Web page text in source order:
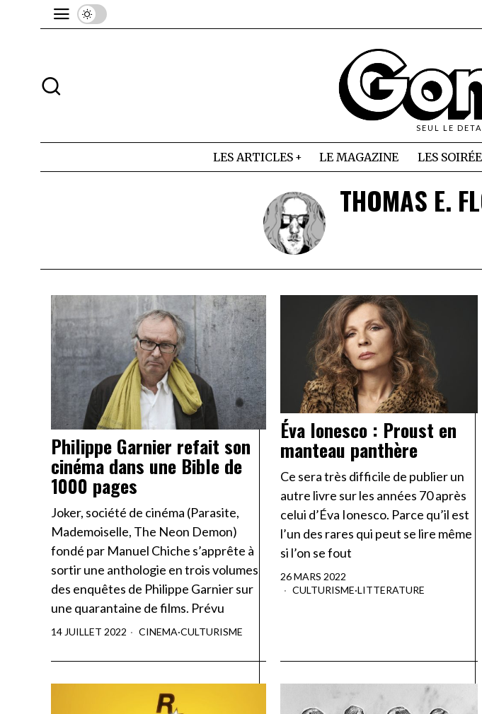
SEUL LE
LES ARTICLES LE MAGAZINE LES
THOMAS E.
Philippe Garnier refait son
cinéma dans une Bible de
1000 pages
Joker, société de cinéma (Parasite,
Mademoiselle, The Neon Demon)
fondé par Manuel Chiche s’apprête à
sortir une anthologie en trois volumes
des enquêtes de Philippe Garnier sur
une quarantaine de films. Prévu
14 JUILLET 2022 CINEMA·CULTURISME
Éva Ionesco : Proust en
manteau panthère
Ce sera très difficile de publier un
autre livre sur les années 70 après
celui d’Éva Ionesco. Parce qu’il est
l’un des rares qui peut se lire même
si l’on se fout
26 MARS 2022
CULTURISME·LITTERATURE